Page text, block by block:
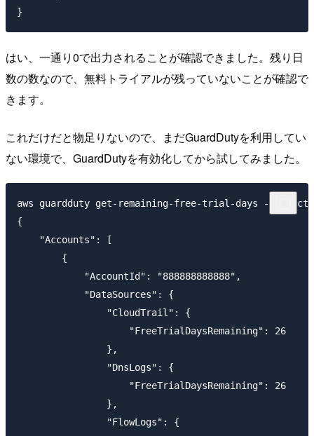
}
はい、一通り0で出力されることが確認できました。残り日
数の数なので、無料トライアルが残っていないことが確認で
きます。
これだけだと物足りないので、まだGuardDutyを利用してい
ない環境で、GuardDutyを有効化してから試してみました。
aws guardduty get-remaining-free-trial-days --detector-
{
    "Accounts": [
        {
            "AccountId": "888888888888",
            "DataSources": {
                "CloudTrail": {
                    "FreeTrialDaysRemaining": 26
                },
                "DnsLogs": {
                    "FreeTrialDaysRemaining": 26
                },
                "FlowLogs": {